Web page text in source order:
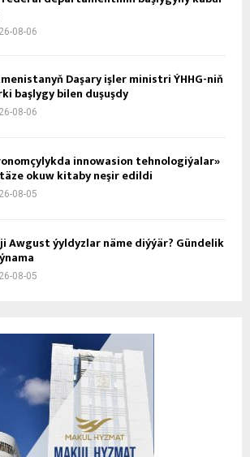
08-06
Daşary işler ministri ÝHHG-niň
başlygy bilen duşuşdy
08-06
innowasion tehnologiýalar»
okuw kitaby neşir edildi
08-05
Awgust ýyldyzlar näme diýýär? Gündelik
08-05